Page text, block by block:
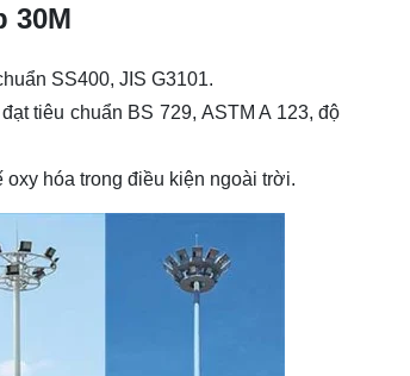
30M
SS400, JIS G3101.
tiêu chuẩn BS 729, ASTM A 123, độ
oxy hóa trong điều kiện ngoài trời.